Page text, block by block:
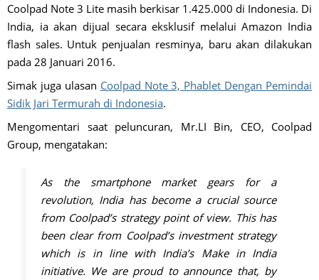
Coolpad Note 3 Lite masih berkisar 1.425.000 di Indonesia. Di
India, ia akan dijual secara eksklusif melalui Amazon India
flash sales. Untuk penjualan resminya, baru akan dilakukan
pada 28 Januari 2016.
Simak juga ulasan Coolpad Note 3, Phablet Dengan Pemindai
Sidik Jari Termurah di Indonesia.
Mengomentari saat peluncuran, Mr.LI Bin, CEO, Coolpad
Group, mengatakan:
As the smartphone market gears for a
revolution, India has become a crucial source
from Coolpad’s strategy point of view. This has
been clear from Coolpad’s investment strategy
which is in line with India’s Make in India
initiative. We are proud to announce that, by